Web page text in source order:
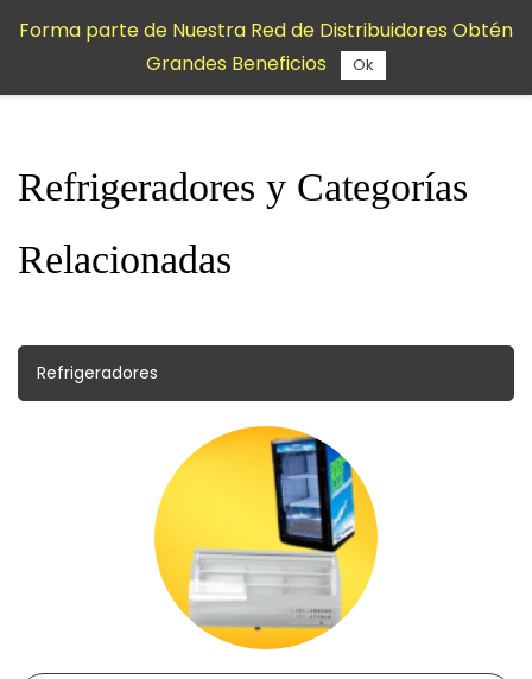
contenido
Refrigeradores y Categorías
Relacionadas
Refrigeradores
Forma parte de Nuestra Red de Distribuidores Obtén
Grandes Beneficios
Ok